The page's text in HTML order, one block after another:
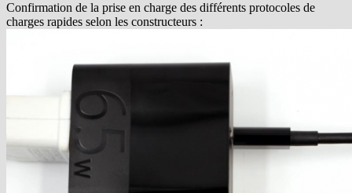
Confirmation de la prise en charge des différents protocoles de
charges rapides selon les constructeurs :